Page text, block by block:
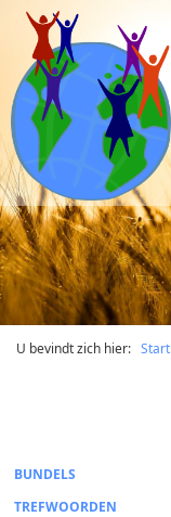
U bevindt zich hier: Start
BUNDELS
TREFWOORDEN